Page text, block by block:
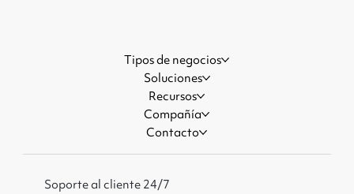
Soporte al cliente 24/7
Tipos de negocios
Soluciones
Recursos
Compañía
Contacto